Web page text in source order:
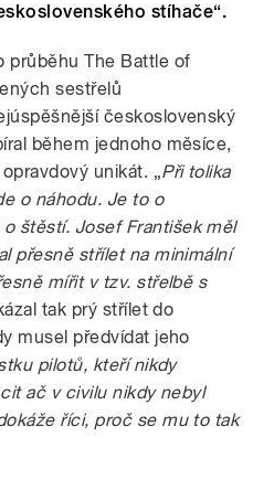
stíhače“.
průběhu The Battle of
sestřelů
československý
během jednoho měsíce,
opravdový unikát. „Při tolika
o náhodu. Je to o
štěstí. Josef František měl
přesně střílet na minimální
mířit v tzv. střelbě s
tak prý střílet do
musel předvídat jeho
pilotů, kteří nikdy
ač v civilu nikdy nebyl
říci, proč se mu to tak